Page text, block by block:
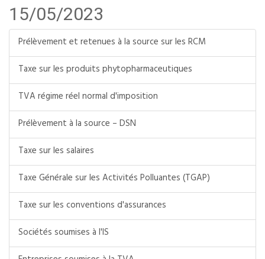
15/05/2023
Prélèvement et retenues à la source sur les RCM
Taxe sur les produits phytopharmaceutiques
TVA régime réel normal d'imposition
Prélèvement à la source – DSN
Taxe sur les salaires
Taxe Générale sur les Activités Polluantes (TGAP)
Taxe sur les conventions d'assurances
Sociétés soumises à l'IS